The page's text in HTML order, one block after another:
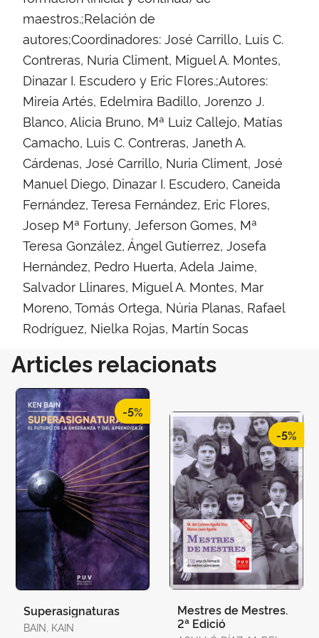
maestros.;Relación de
autores;Coordinadores: José Carrillo, Luis C.
Contreras, Nuria Climent, Miguel A. Montes,
Dinazar I. Escudero y Eric Flores.;Autores:
Mireia Artés, Edelmira Badillo, Jorenzo J.
Blanco, Alicia Bruno, Mª Luiz Callejo, Matías
Camacho, Luis C. Contreras, Janeth A.
Cárdenas, José Carrillo, Nuria Climent, José
Manuel Diego, Dinazar I. Escudero, Caneida
Fernández, Teresa Fernández, Eric Flores,
Josep Mª Fortuny, Jeferson Gomes, Mª
Teresa González, Ángel Gutíerrez, Josefa
Hernández, Pedro Huerta, Adela Jaime,
Salvador Llinares, Miguel A. Montes, Mar
Moreno, Tomás Ortega, Núria Planas, Rafael
Rodríguez, Nielka Rojas, Martín Socas
Articles relacionats
-5%
Superasignaturas
BAIN, KAIN
-5%
Mestres de Mestres.
2ª Edició